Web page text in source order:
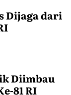
Dijaga dari
Diimbau
81 RI